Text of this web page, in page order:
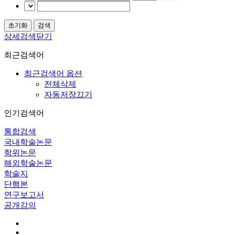
상세검색닫기
최근검색어
최근검색어 옵션
전체삭제
자동저장끄기
인기검색어
통합검색
국내학술논문
학위논문
해외학술논문
학술지
단행본
연구보고서
공개강의